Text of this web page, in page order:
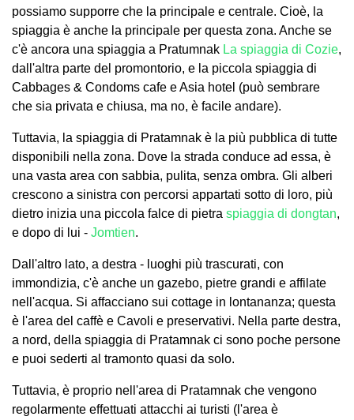
possiamo supporre che la principale e centrale. Cioè, la
spiaggia è anche la principale per questa zona. Anche se
c'è ancora una spiaggia a Pratumnak La spiaggia di Cozie,
dall'altra parte del promontorio, e la piccola spiaggia di
Cabbages & Condoms cafe e Asia hotel (può sembrare
che sia privata e chiusa, ma no, è facile andare).
Tuttavia, la spiaggia di Pratamnak è la più pubblica di tutte
disponibili nella zona. Dove la strada conduce ad essa, è
una vasta area con sabbia, pulita, senza ombra. Gli alberi
crescono a sinistra con percorsi appartati sotto di loro, più
dietro inizia una piccola falce di pietra spiaggia di dongtan,
e dopo di lui - Jomtien.
Dall'altro lato, a destra - luoghi più trascurati, con
immondizia, c'è anche un gazebo, pietre grandi e affilate
nell'acqua. Si affacciano sui cottage in lontananza; questa
è l'area del caffè e Cavoli e preservativi. Nella parte destra,
a nord, della spiaggia di Pratamnak ci sono poche persone
e puoi sederti al tramonto quasi da solo.
Tuttavia, è proprio nell'area di Pratamnak che vengono
regolarmente effettuati attacchi ai turisti (l'area è